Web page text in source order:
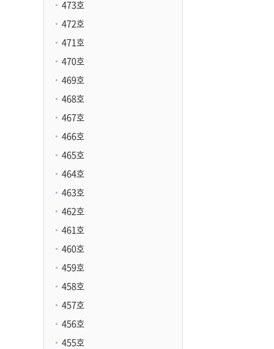
473호
472호
471호
470호
469호
468호
467호
466호
465호
464호
463호
462호
461호
460호
459호
458호
457호
456호
455호